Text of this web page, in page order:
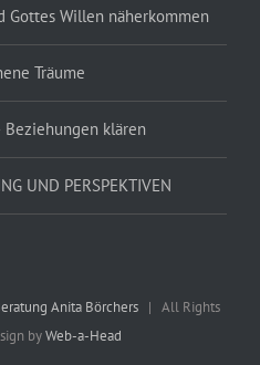
Gottes Willen näherkommen
Träume
klären
UND PERSPEKTIVEN
Anita Börchers| All Rights
byWeb-a-Head